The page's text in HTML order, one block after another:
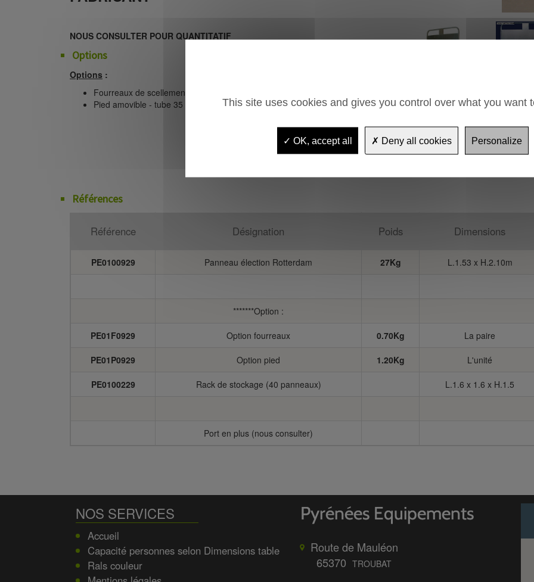
NOUS CONSULTER POUR QUANTITATIF
Options
Options :
Fourreaux de scellement fournis : Tube diam. 40 ep. 1,5 - H. 0,30m
Pied amovible - tube 35 Ep. 1,5
Références
Référence Désignation Poids Dimensions
PE0100929 Panneau élection Rotterdam 27Kg L.1.53 x H.2.10m
*******Option :
PE01F0929 Option fourreaux 0.70Kg La paire
PE01P0929 Option pied 1.20Kg L'unité
PE0100229 Rack de stockage (40 panneaux) L.1.6 x 1.6 x H.1.5
Port en plus (nous consulter)
Route de Mauléon
65370 TROUBAT
NOS SERVICES
Accueil
Capacité personnes selon Dimensions table
Rals couleur
This site uses cookies and gives you control over what you want
OK, accept all Deny all cookies Personalize